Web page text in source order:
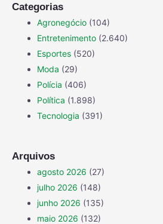
Categorias
Agronegócio (104)
Entretenimento (2.640)
Esportes (520)
Moda (29)
Polícia (406)
Política (1.898)
Tecnologia (391)
Arquivos
agosto 2026 (27)
julho 2026 (148)
junho 2026 (135)
maio 2026 (132)